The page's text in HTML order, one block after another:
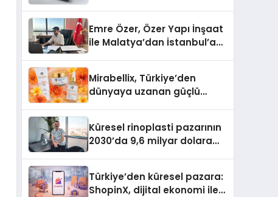
Emre Özer, Özer Yapı İnşaat
ile Malatya’dan İstanbul’a
Mirabellix, Türkiye’den
dünyaya uzanan güçlü
Küresel rinoplasti pazarının
2030’da 9,6 milyar dolara
Türkiye’den küresel pazara:
ShopinX, dijital ekonomi ile